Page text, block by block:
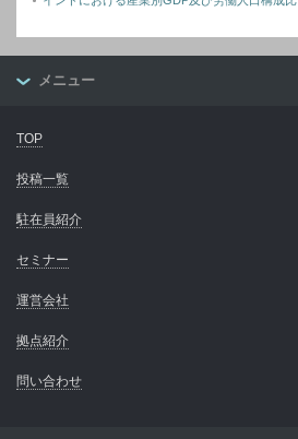
メニュー
TOP
投稿一覧
駐在員紹介
セミナー
運営会社
拠点紹介
問い合わせ